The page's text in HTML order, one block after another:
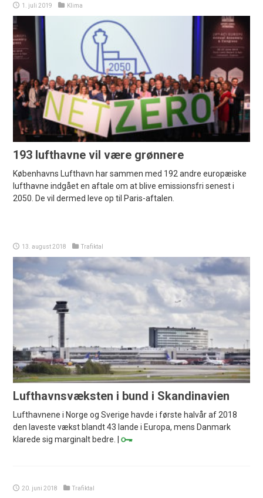
1. juli 2019 Klima
193 lufthavne vil være grønnere
Københavns Lufthavn har sammen med 192 andre europæiske
lufthavne indgået en aftale om at blive emissionsfri senest i
2050. De vil dermed leve op til Paris-aftalen.
13. august 2018 Trafiktal
Lufthavnsvæksten i bund i Skandinavien
Lufthavnene i Norge og Sverige havde i første halvår af 2018
den laveste vækst blandt 43 lande i Europa, mens Danmark
klarede sig marginalt bedre. |
20. juni 2018 Trafiktal